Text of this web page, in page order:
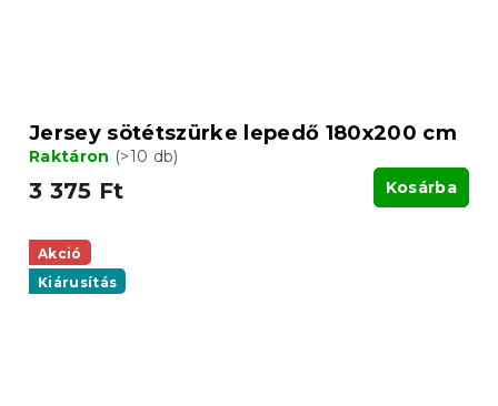
Jersey sötétszürke lepedő 180x200 cm
Raktáron (>10 db)
3 375 Ft Kosárba
Akció
Kiárusítás